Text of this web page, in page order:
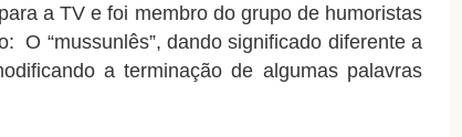
a TV e foi membro do grupo de humoristas
O “mussunlês”, dando significado diferente a
a terminação de algumas palavras